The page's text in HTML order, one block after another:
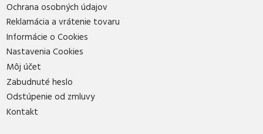
Ochrana osobných údajov
Reklamácia a vrátenie tovaru
Informácie o Cookies
Nastavenia Cookies
Môj účet
Zabudnuté heslo
Odstúpenie od zmluvy
Kontakt